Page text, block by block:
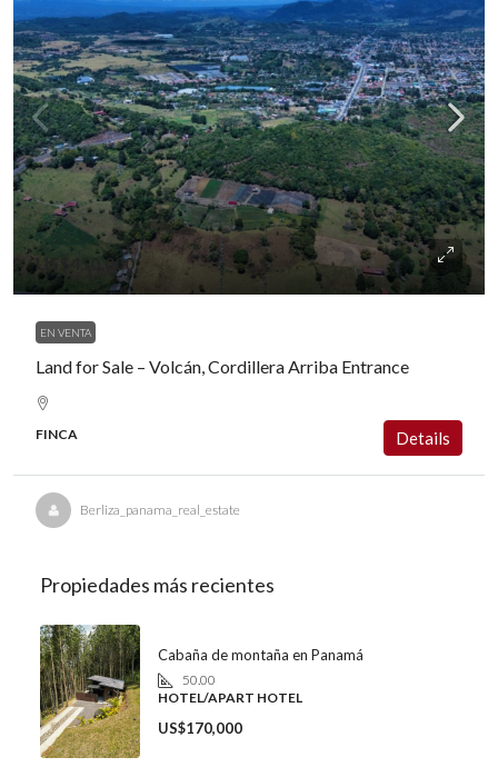
US$450,000
EN VENTA
Land for Sale – Volcán, Cordillera Arriba Entrance
FINCA Details
Berliza_panama_real_estate
Propiedades más recientes
Cabaña de montaña en Panamá
50.00
HOTEL/APART HOTEL
US$170,000